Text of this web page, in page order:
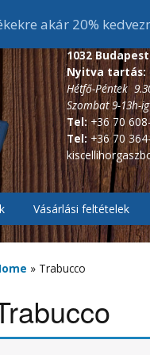
1032
Nyitva tartás:
Hétfő-Péntek
Szombat 9-13h-ig
Tel:+36 70
Tel: +36 70
Bojlis, Pontyozó, Surf
Harcsázó botok
Harcifékes, Hátsófékes
Cipők, Bakancsok,
Gumicsizma,
Vásárlási feltételek
» Trabucco
akár 20%